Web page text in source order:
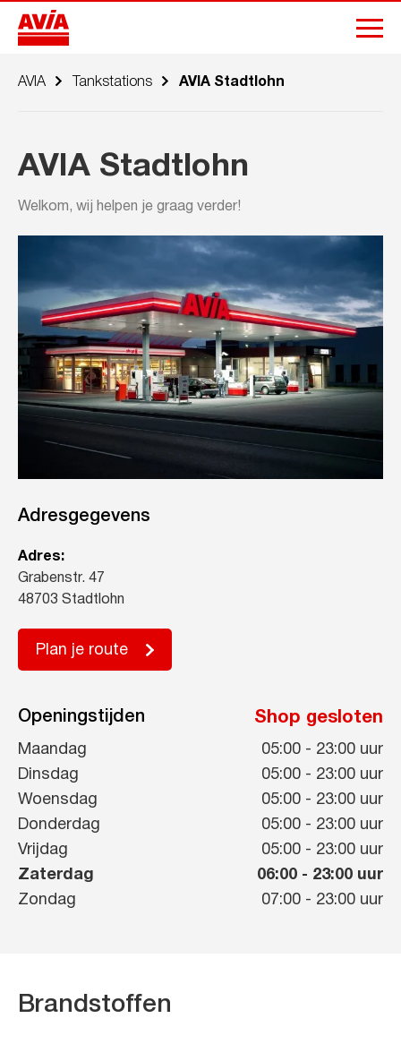
AVIA Tankstations AVIA Stadtlohn
AVIA Stadtlohn
Welkom, wij helpen je graag verder!
Adresgegevens
Adres:
Grabenstr. 47
48703 Stadtlohn
Plan je route
Openingstijden Shop gesloten
Maandag 05:00 - 23:00 uur
Dinsdag
05:00 - 23:00 uur
Woensdag
05:00 - 23:00 uur
Donderdag
05:00 - 23:00 uur
Vrijdag
05:00 - 23:00 uur
Zaterdag
06:00 - 23:00 uur
Zondag
07:00 - 23:00 uur
Brandstoffen